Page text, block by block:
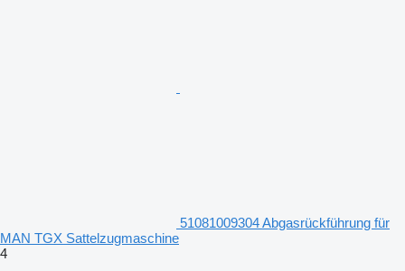
51081009304 Abgasrückführung für
MAN TGX Sattelzugmaschine
4